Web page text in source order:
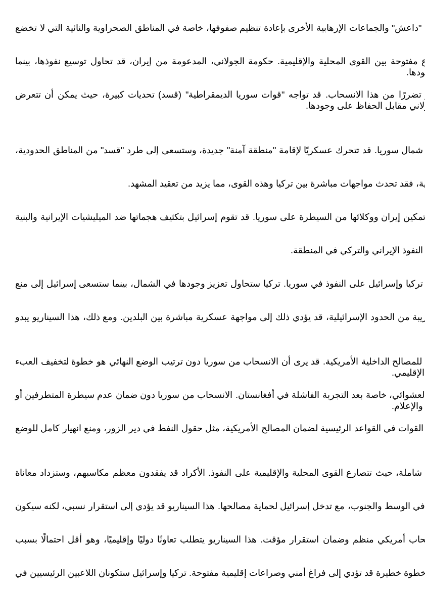
والجماعات الإرهابية الأخرى بإعادة تنظيم صفوفها، خاصة في المناطق الصحراوية والنائية التي لا تخضع
بين القوى المحلية والإقليمية. حكومة الجولاني، المدعومة من إيران، قد تحاول توسيع نفوذها، بينما
تضررًا من هذا الانسحاب. قد تواجه "قوات سوريا الديمقراطية" (قسد) تحديات كبيرة، حيث يمكن أن تتعرض
مقابل الحفاظ على وجودها.
شمال سوريا. قد تتحرك عسكريًا لإقامة "منطقة آمنة" جديدة، وستسعى إلى طرد "قسد" من المناطق الحدودية،
فقد تحدث مواجهات مباشرة بين تركيا وهذه القوى، مما يزيد من تعقيد المشهد.
إيران ووكلائها من السيطرة على سوريا. قد تقوم إسرائيل بتكثيف هجماتها ضد الميليشيات الإيرانية والبنية
الإيراني والتركي في المنطقة.
وإسرائيل على النفوذ في سوريا. تركيا ستحاول تعزيز وجودها في الشمال، بينما ستسعى إسرائيل إلى منع
من الحدود الإسرائيلية، قد يؤدي ذلك إلى مواجهة عسكرية مباشرة بين البلدين. ومع ذلك، هذا السيناريو يبدو
الداخلية الأمريكية. قد يرى أن الانسحاب من سوريا دون ترتيب الوضع النهائي هو خطوة لتخفيف العبء
خاصة بعد التجربة الفاشلة في أفغانستان. الانسحاب من سوريا دون ضمان عدم سيطرة المتطرفين أو
في القواعد الرئيسية لضمان المصالح الأمريكية، مثل حقول النفط في دير الزور، ومنع انهيار كامل للوضع
حيث تتصارع القوى المحلية والإقليمية على النفوذ. الأكراد قد يفقدون معظم مكاسبهم، وستزداد معاناة
في الوسط والجنوب، مع تدخل إسرائيل لحماية مصالحها. هذا السيناريو قد يؤدي إلى استقرار نسبي، لكنه سيكون
أمريكي منظم وضمان استقرار مؤقت. هذا السيناريو يتطلب تعاونًا دوليًا وإقليميًا، وهو أقل احتمالًا بسبب
خطيرة قد تؤدي إلى فراغ أمني وصراعات إقليمية مفتوحة. تركيا وإسرائيل ستكونان اللاعبين الرئيسيين في